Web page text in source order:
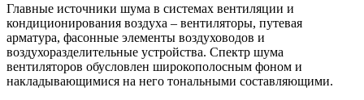
Главные источники шума в системах вентиляции и
кондиционирования воздуха – вентиляторы, путевая
арматура, фасонные элементы воздуховодов и
воздухоразделительные устройства. Спектр шума
вентиляторов обусловлен широкополосным фоном и
накладывающимися на него тональными составляющими.